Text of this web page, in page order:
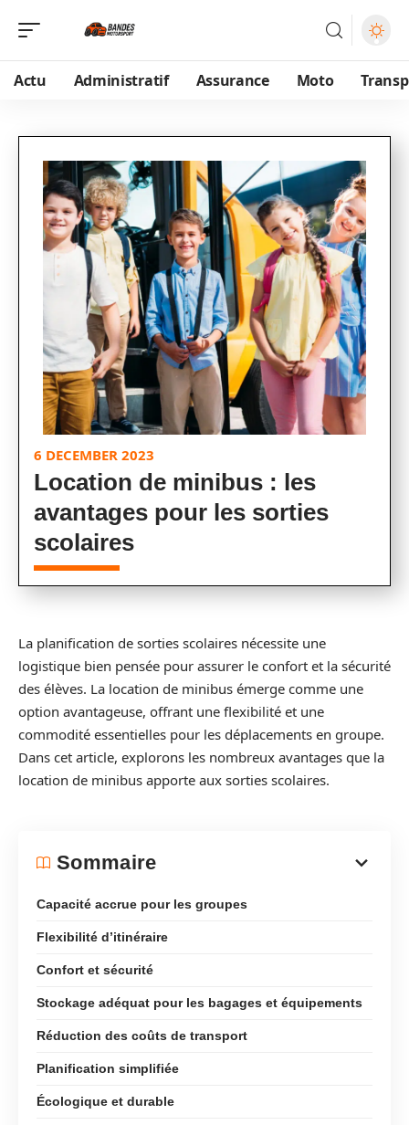
Actu Administratif Assurance Moto
6 DECEMBER 2023
Location de minibus : les
avantages pour les sorties
scolaires
La planification de sorties scolaires nécessite une
logistique bien pensée pour assurer le confort et la sécurité
des élèves. La location de minibus émerge comme une
option avantageuse, offrant une flexibilité et une
commodité essentielles pour les déplacements en groupe.
Dans cet article, explorons les nombreux avantages que la
location de minibus apporte aux sorties scolaires.
Sommaire
Capacité accrue pour les groupes
Flexibilité d’itinéraire
Confort et sécurité
Stockage adéquat pour les bagages et équipements
Réduction des coûts de transport
Planification simplifiée
Écologique et durable